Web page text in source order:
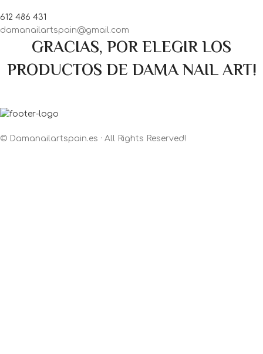
612 486 431
damanailartspain@gmail.com
GRACIAS, POR ELEGIR LOS
PRODUCTOS DE DAMA NAIL ART!
© Damanailartspain.es · All Rights Reserved!